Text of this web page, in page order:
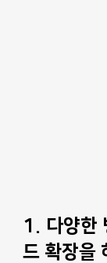
1. 다양한
드 확장을